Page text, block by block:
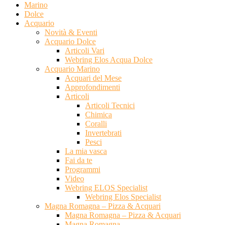
Marino
Dolce
Acquario
Novità & Eventi
Acquario Dolce
Articoli Vari
Webring Elos Acqua Dolce
Acquario Marino
Acquari del Mese
Approfondimenti
Articoli
Articoli Tecnici
Chimica
Coralli
Invertebrati
Pesci
La mia vasca
Fai da te
Programmi
Video
Webring ELOS Specialist
Webring Elos Specialist
Magna Romagna – Pizza & Acquari
Magna Romagna – Pizza & Acquari